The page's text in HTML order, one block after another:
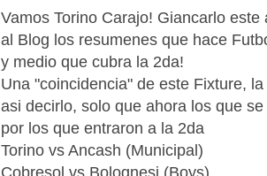
Vamos Torino Carajo! Giancarlo
al Blog los resumenes que hace
y medio que cubra la 2da!
Una "coincidencia" de este Fixture,
asi decirlo, solo que ahora los que
por los que entraron a la 2da
Torino vs Ancash (Municipal)